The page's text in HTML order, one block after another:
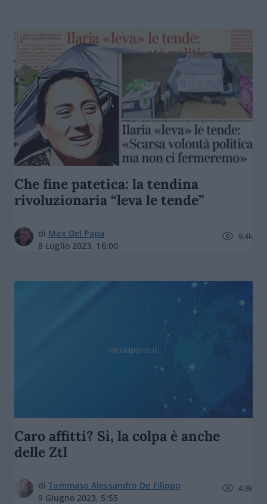
Che fine patetica: la tendina
rivoluzionaria “leva le tende”
di Max Del Papa
8 Luglio 2023, 16:00
9.4k
nicolaporro.it
Caro affitti? Sì, la colpa è anche
delle Ztl
diTommaso Alessandro De Filippo
9 Giugno 2023, 5:55
4.9k